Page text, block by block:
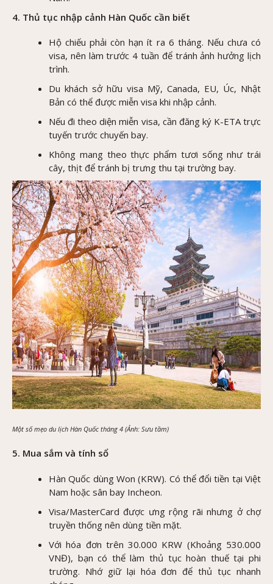
4. Thủ tục nhập cảnh Hàn Quốc cần biết
Hộ chiếu phải còn hạn ít ra 6 tháng. Nếu chưa có
visa, nên làm trước 4 tuần để tránh ảnh hưởng lịch
trình.
Du khách sở hữu visa Mỹ, Canada, EU, Úc, Nhật
Bản có thể được miễn visa khi nhập cảnh.
Nếu đi theo diện miễn visa, cần đăng ký K-ETA trực
tuyến trước chuyến bay.
Không mang theo thực phẩm tươi sống như trái
cây, thịt để tránh bị trưng thu tại trường bay.
Một số mẹo du lịch Hàn Quốc tháng 4 (Ảnh: Sưu tầm)
5. Mua sắm và tính sổ
Hàn Quốc dùng Won (KRW). Có thể đổi tiền tại Việt
Nam hoặc sân bay Incheon.
Visa/MasterCard được ưng rộng rãi nhưng ở chợ
truyền thống nên dùng tiền mặt.
Với hóa đơn trên 30.000 KRW (Khoảng 530.000
VNĐ), bạn có thể làm thủ tục hoàn thuế tại phi
trường. Nhớ giữ lại hóa đơn để thủ tục nhanh